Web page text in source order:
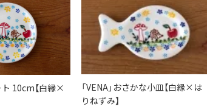
ト 10cm【白縁×
「VENA」おさかな小皿【白縁×は
りねずみ】